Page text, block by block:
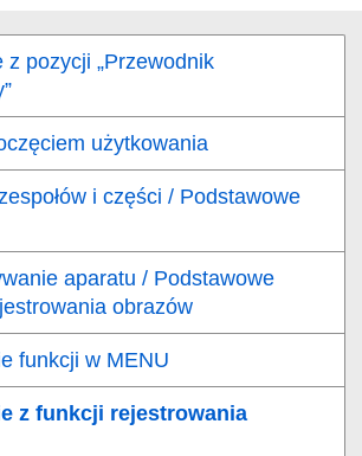
z pozycji „Przewodnik
użytkowania
i części / Podstawowe
aparatu / Podstawowe
obrazów
funkcji w MENU
z funkcji rejestrowania